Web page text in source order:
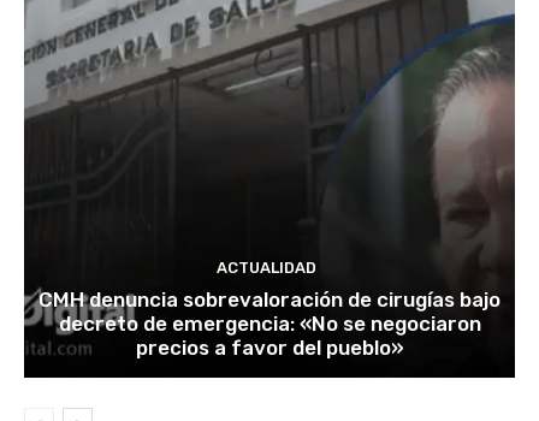
ACTUALIDAD
CMH denuncia sobrevaloración de cirugías bajo
decreto de emergencia: «No se negociaron
precios a favor del pueblo»